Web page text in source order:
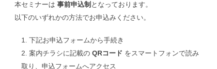
本セミナーは 事前申込制 となっております。
以下のいずれかの方法でお申込みください。
下記お申込フォームから手続き
案内チラシに記載のQRコード をスマートフォンで読み
取り、申込フォームへアクセス